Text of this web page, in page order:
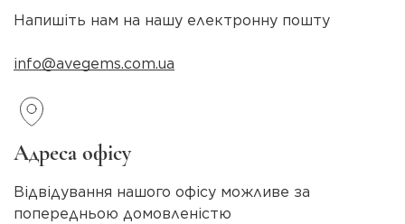
Напишіть нам на нашу електронну пошту
info@avegems.com.ua
Адреса офісу
Відвідування нашого офісу можливе за
попередньою домовленістю